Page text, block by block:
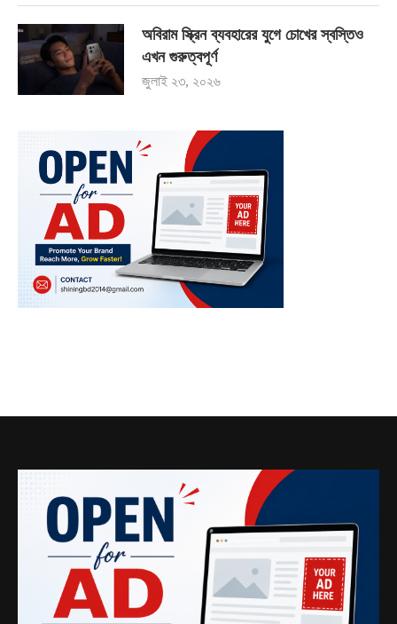
অবিরাম স্ক্রিন ব্যবহারের যুগে চোখের স্বস্তিও
এখন গুরুত্বপূর্ণ
জুলাই ২৩, ২০২৬